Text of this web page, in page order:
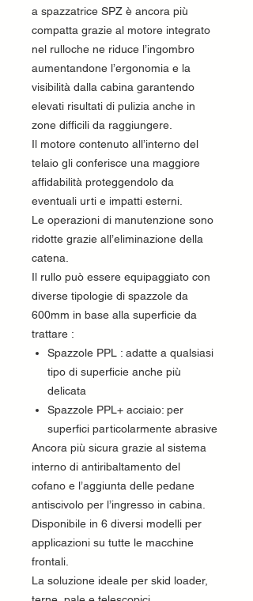
a spazzatrice SPZ è ancora più
compatta grazie al motore integrato
nel rulloche ne riduce l’ingombro
aumentandone l’ergonomia e la
visibilità dalla cabina garantendo
elevati risultati di pulizia anche in
zone difficili da raggiungere.
Il motore contenuto all’interno del
telaio gli conferisce una maggiore
affidabilità proteggendolo da
eventuali urti e impatti esterni.
Le operazioni di manutenzione sono
ridotte grazie all’eliminazione della
catena.
Il rullo può essere equipaggiato con
diverse tipologie di spazzole da
600mm in base alla superficie da
trattare :
Spazzole PPL : adatte a qualsiasi
tipo di superficie anche più
delicata
Spazzole PPL+ acciaio: per
superfici particolarmente abrasive
Ancora più sicura grazie al sistema
interno di antiribaltamento del
cofano e l’aggiunta delle pedane
antiscivolo per l’ingresso in cabina.
Disponibile in 6 diversi modelli per
applicazioni su tutte le macchine
frontali.
La soluzione ideale per skid loader,